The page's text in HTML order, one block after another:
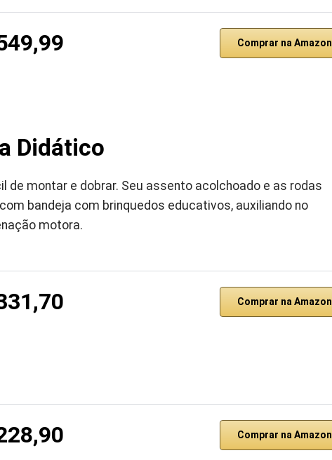
Comprar na Amazon
Didático
de montar e dobrar. Seu assento acolchoado e as rodas
bandeja com brinquedos educativos, auxiliando no
motora.
Comprar na Amazon
Comprar na Amazon